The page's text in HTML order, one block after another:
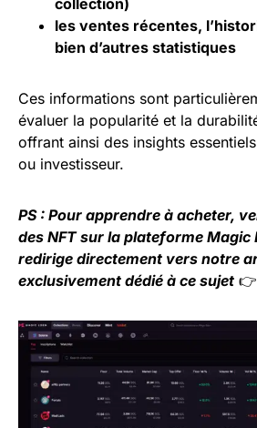
les ventes récentes,
bien d’autres statistiques
Ces informations sont
évaluer la popularité et la
offrant ainsi des insights
ou investisseur.
PS : Pour apprendre à acheter,
des NFT sur la plateforme Magic
redirige directement vers notre
exclusivement dédié à ce sujet 👉